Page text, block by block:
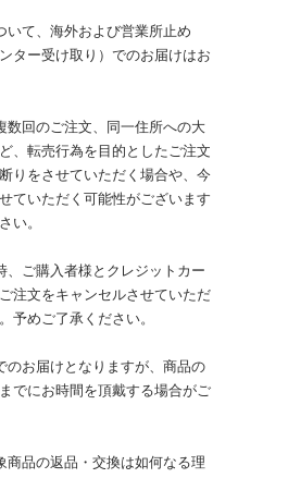
いて、海外および営業所止め
ター受け取り）でのお届けはお
数回のご注文、同一住所への大
、転売行為を目的としたご注文
りをさせていただく場合や、今
ていただく可能性がございます
い。
、ご購入者様とクレジットカー
注文をキャンセルさせていただ
予めご了承ください。
のお届けとなりますが、商品の
でにお時間を頂戴する場合がご
商品の返品・交換は如何なる理